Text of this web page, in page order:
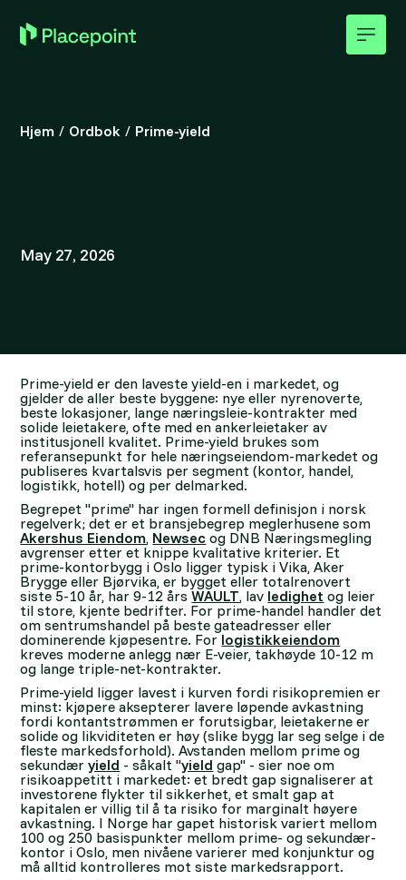
Hjem / Ordbok / Prime-yield
May 27, 2026
Prime-yield er den laveste yield-en i markedet, og
gjelder de aller beste byggene: nye eller nyrenoverte,
beste lokasjoner, lange næringsleie-kontrakter med
solide leietakere, ofte med en ankerleietaker av
institusjonell kvalitet. Prime-yield brukes som
referansepunkt for hele næringseiendom-markedet og
publiseres kvartalsvis per segment (kontor, handel,
logistikk, hotell) og per delmarked.
Begrepet "prime" har ingen formell definisjon i norsk
regelverk; det er et bransjebegrep meglerhusene som
Akershus Eiendom, Newsec og DNB Næringsmegling
avgrenser etter et knippe kvalitative kriterier. Et
prime-kontorbygg i Oslo ligger typisk i Vika, Aker
Brygge eller Bjørvika, er bygget eller totalrenovert
siste 5-10 år, har 9-12 årsWAULT, lav ledighet og leier
til store, kjente bedrifter. For prime-handel handler det
om sentrumshandel på beste gateadresser eller
dominerende kjøpesentre. For logistikkeiendom
kreves moderne anlegg nær E-veier, takhøyde 10-12 m
og lange triple-net-kontrakter.
Prime-yield ligger lavest i kurven fordi risikopremien er
minst: kjøpere aksepterer lavere løpende avkastning
fordi kontantstrømmen er forutsigbar, leietakerne er
solide og likviditeten er høy (slike bygg lar seg selge i de
fleste markedsforhold). Avstanden mellom prime og
sekundæryield - såkalt "yield gap" - sier noe om
risikoappetitt i markedet: et bredt gap signaliserer at
investorene flykter til sikkerhet, et smalt gap at
kapitalen er villig til å ta risiko for marginalt høyere
avkastning. I Norge har gapet historisk variert mellom
100 og 250 basispunkter mellom prime- og sekundær-
kontor i Oslo, men nivåene varierer med konjunktur og
må alltid kontrolleres mot siste markedsrapport.